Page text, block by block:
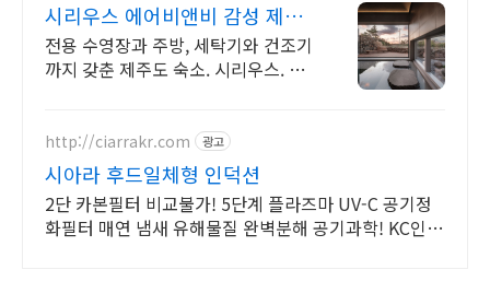
시리우스 에어비앤비 감성 제주
스테이
전용 수영장과 주방, 세탁기와 건조기
까지 갖춘 제주도 숙소. 시리우스. 전
http://ciarrakr.com 광고
시아라 후드일체형 인덕션
2단 카본필터 비교불가! 5단계 플라즈마 UV-C 공기정
화필터 매연 냄새 유해물질 완벽분해 공기과학! KC인증